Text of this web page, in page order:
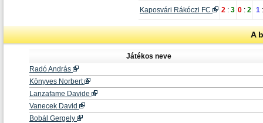
Kaposvári Rákóczi FC
2 : 3 0 : 2 1
A
Játékos neve
Radó András
Könyves Norbert
Lanzafame Davide
Vanecek David
Bobál Gergely